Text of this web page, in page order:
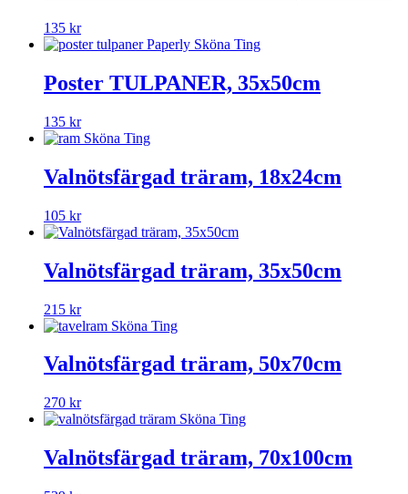
135 kr
Poster TULPANER, 35x50cm
135 kr
Valnötsfärgad träram, 18x24cm
105 kr
Valnötsfärgad träram, 35x50cm
215 kr
Valnötsfärgad träram, 50x70cm
270 kr
Valnötsfärgad träram, 70x100cm